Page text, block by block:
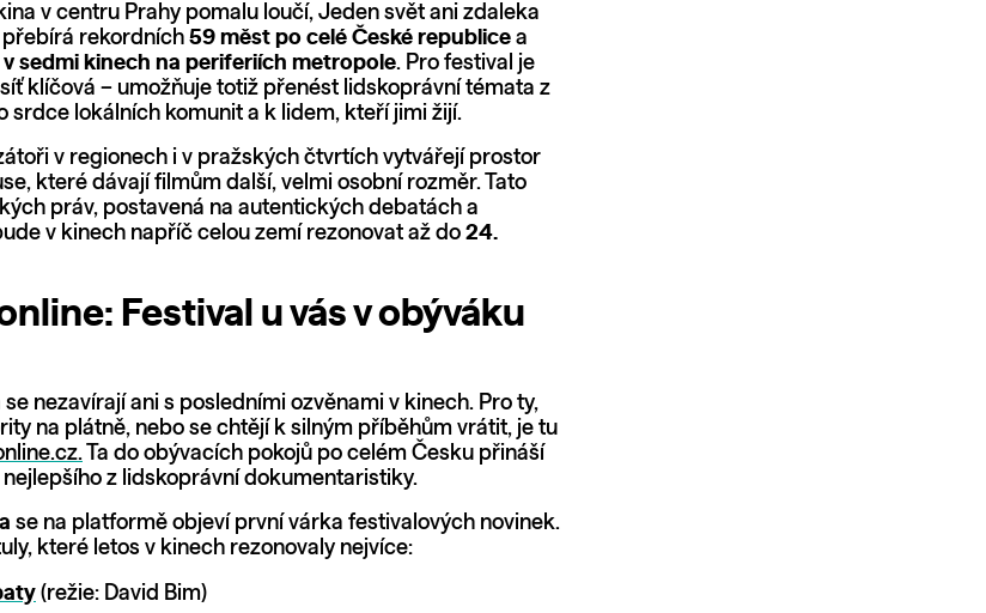
v centru Prahy pomalu loučí, Jeden svět ani zdaleka
přebírá rekordních 59 měst po celé České republice a
v sedmi kinech na periferiích metropole. Pro festival je
klíčová – umožňuje totiž přenést lidskoprávní témata z
srdce lokálních komunit a k lidem, kteří jimi žijí.
v regionech i v pražských čtvrtích vytvářejí prostor
které dávají filmům další, velmi osobní rozměr. Tato
práv, postavená na autentických debatách a
v kinech napříč celou zemí rezonovat až do 24.
Festival u vás v obýváku
nezavírají ani s posledními ozvěnami v kinech. Pro ty,
na plátně, nebo se chtějí k silným příběhům vrátit, je tu
Ta do obývacích pokojů po celém Česku přináší
z lidskoprávní dokumentaristiky.
se na platformě objeví první várka festivalových novinek.
které letos v kinech rezonovaly nejvíce:
(režie: David Bim)